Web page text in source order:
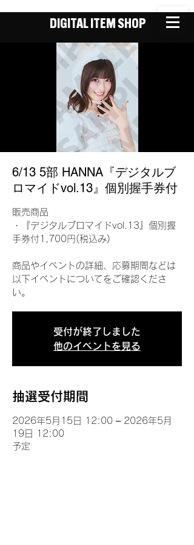
DIGITAL ITEM SHOP
6/13 5部 HANNA『デジタルブ
ロマイドvol.13』個別握手券付
販売商品
・『デジタルブロマイドvol.13』個別握
手券付1,700円(税込み)
商品やイベントの詳細、応募期間などは
以下イベントについてをご確認くださ
い。
受付が終了しました
他のイベントを見る
抽選受付期間
2026年5月15日 12:00 – 2026年5月
19日 12:00
予定